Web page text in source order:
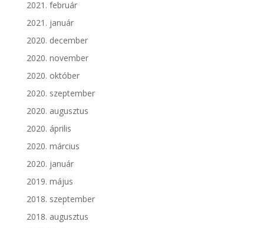
2021. február
2021. január
2020. december
2020. november
2020. október
2020. szeptember
2020. augusztus
2020. április
2020. március
2020. január
2019. május
2018. szeptember
2018. augusztus